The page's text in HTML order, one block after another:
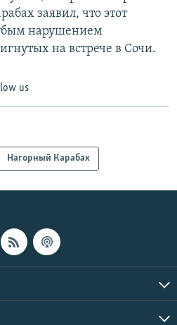
заявил, что этот
нарушением
на встрече в Сочи.
us
Нагорный Карабах